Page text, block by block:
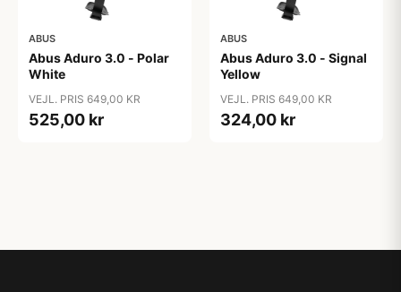
ABUS
Abus Aduro 3.0 - Polar
White
VEJL. PRIS 649,00 KR
525,00 kr
ABUS
Abus Aduro 3.0 - Signal
Yellow
VEJL. PRIS 649,00 KR
324,00 kr